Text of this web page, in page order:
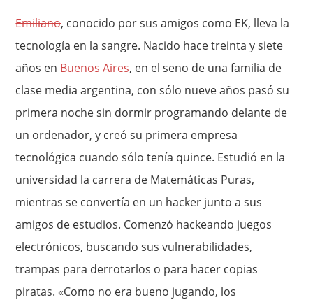
Emiliano, conocido por sus amigos como EK, lleva la
tecnología en la sangre. Nacido hace treinta y siete
años en Buenos Aires, en el seno de una familia de
clase media argentina, con sólo nueve años pasó su
primera noche sin dormir programando delante de
un ordenador, y creó su primera empresa
tecnológica cuando sólo tenía quince. Estudió en la
universidad la carrera de Matemáticas Puras,
mientras se convertía en un hacker junto a sus
amigos de estudios. Comenzó hackeando juegos
electrónicos, buscando sus vulnerabilidades,
trampas para derrotarlos o para hacer copias
piratas. «Como no era bueno jugando, los